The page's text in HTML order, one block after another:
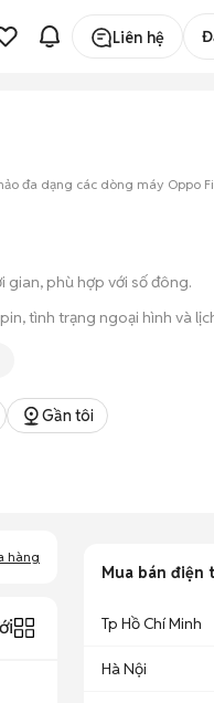
Liên hệ
đa dạng các dòng máy Oppo
gian, phù hợp với số đông.
tình trạng ngoại hình và lịch
Gần tôi
hàng
Mua bán điện
Tp Hồ Chí Minh
Hà Nội